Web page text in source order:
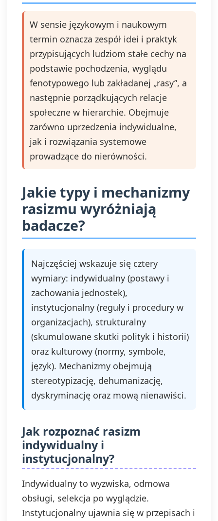
W sensie językowym i naukowym
termin oznacza zespół idei i praktyk
przypisujących ludziom stałe cechy na
podstawie pochodzenia, wyglądu
fenotypowego lub zakładanej „rasy”, a
następnie porządkujących relacje
społeczne w hierarchie. Obejmuje
zarówno uprzedzenia indywidualne,
jak i rozwiązania systemowe
prowadzące do nierówności.
Jakie typy i mechanizmy
rasizmu wyróżniają
badacze?
Najczęściej wskazuje się cztery
wymiary: indywidualny (postawy i
zachowania jednostek),
instytucjonalny (reguły i procedury w
organizacjach), strukturalny
(skumulowane skutki polityk i historii)
oraz kulturowy (normy, symbole,
język). Mechanizmy obejmują
stereotypizację, dehumanizację,
dyskryminację oraz mową nienawiści.
Jak rozpoznać rasizm
indywidualny i
instytucjonalny?
Indywidualny to wyzwiska, odmowa
obsługi, selekcja po wyglądzie.
Instytucjonalny ujawnia się w przepisach i